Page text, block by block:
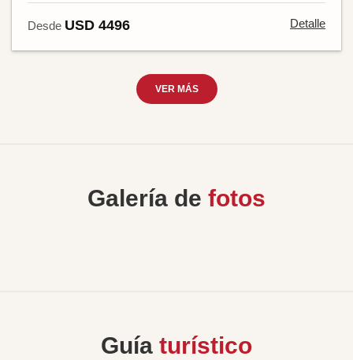
Desde USD 4496 Detalle
VER MÁS
Galería de fotos
Guía turístico